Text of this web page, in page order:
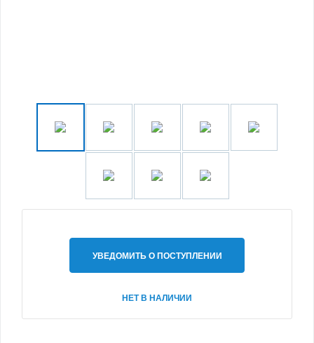
УВЕДОМИТЬ О ПОСТУПЛЕНИИ
НЕТ В НАЛИЧИИ